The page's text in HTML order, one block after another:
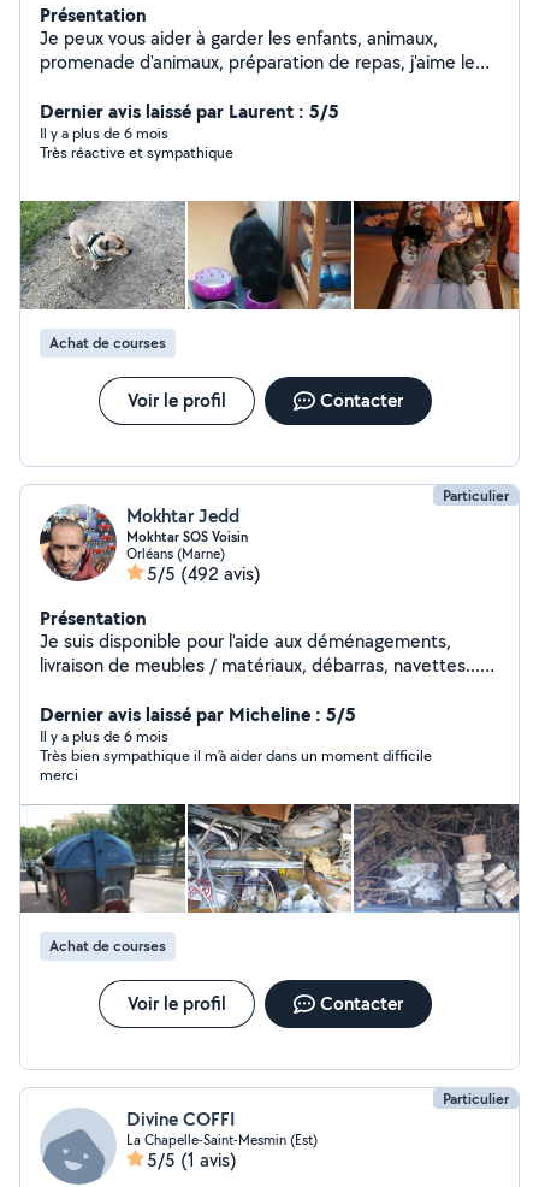
Présentation
Je peux vous aider à garder les enfants, animaux,
promenade d'animaux, préparation de repas, j'aime le
Dernier avis laissé par Laurent : 5/5
Il y a plus de 6 mois
Très réactive et sympathique
Achat de courses
Voir le profil Contacter
Particulier
Mokhtar Jedd
Mokhtar SOS Voisin
Orléans (Marne)
5/5 (492 avis)
Présentation
Je suis disponible pour l'aide aux déménagements,
livraison de meubles / matériaux, débarras, navettes...
dans la bonne humeur :) N'hésitez surtout pas à me
faire part de vos besoins en m'appelant.
Dernier avis laissé par Micheline : 5/5
Il y a plus de 6 mois
Très bien sympathique il m’à aider dans un moment difficile
merci
Achat de courses
Voir le profil Contacter
Particulier
Divine COFFI
La Chapelle-Saint-Mesmin (Est)
5/5 (1 avis)